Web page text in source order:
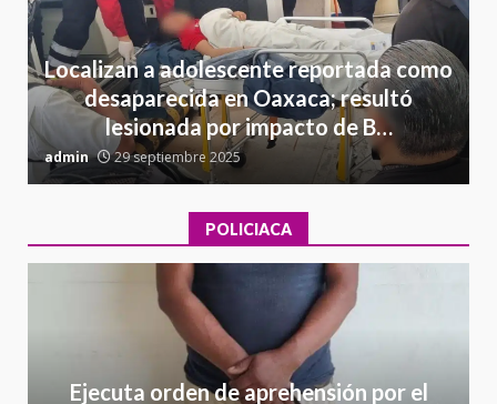
Localizan a adolescente reportada como
desaparecida en Oaxaca; resultó
lesionada por impacto de B…
admin 29 septiembre 2025
POLICIACA
Ejecuta orden de aprehensión por el